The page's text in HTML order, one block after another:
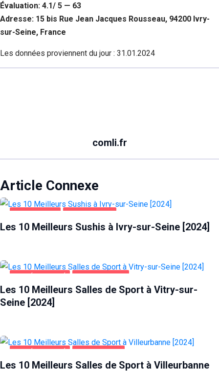
Évaluation: 4.1/ 5 — 63
Adresse: 15 bis Rue Jean Jacques Rousseau, 94200 Ivry-
sur-Seine, France
Les données proviennent du jour : 31.01.2024
comli.fr
Article Connexe
ALIMENTATION IVRY-SUR-SEINE
Les 10 Meilleurs Sushis à Ivry-sur-Seine [2024]
SANTÉ ET BEAUTÉ VITRY-SUR-SEINE
Les 10 Meilleurs Salles de Sport à Vitry-sur-
Seine [2024]
SANTÉ ET BEAUTÉ VILLEURBANNE
Les 10 Meilleurs Salles de Sport à Villeurbanne